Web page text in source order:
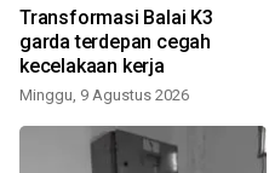
Transformasi Balai K3
garda terdepan cegah
kecelakaan kerja
Minggu, 9 Agustus 2026